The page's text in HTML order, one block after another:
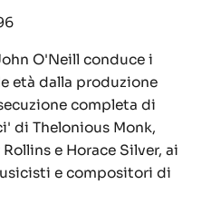
O'Neill conduce i
età dalla produzione
completa di
di Thelonious Monk,
e Horace Silver, ai
e compositori di